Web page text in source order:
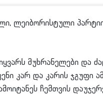
ლეიბორისტული
მუხრანელები და
კარ და კარის ჯგუფი ამ
ჩემთვის